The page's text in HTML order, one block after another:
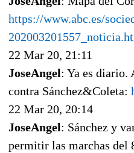
https://www.abc.es/
22 Mar 20, 21:11
JoseAngel: Ya es diario.
contra Sánchez&Coleta:
22 Mar 20, 20:14
JoseAngel: Sánchez y
permitir las marchas del